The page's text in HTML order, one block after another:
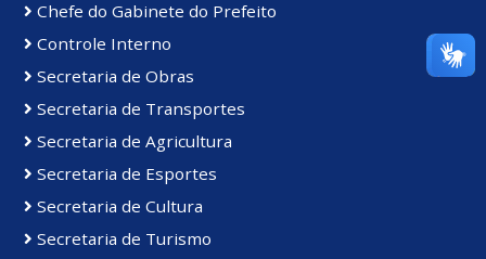
Chefe do Gabinete do Prefeito
Controle Interno
Secretaria de Obras
Secretaria de Transportes
Secretaria de Agricultura
Secretaria de Esportes
Secretaria de Cultura
Secretaria de Turismo